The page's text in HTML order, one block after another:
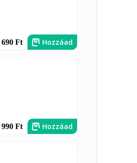
690 Ft Hozzáad
990 Ft Hozzáad